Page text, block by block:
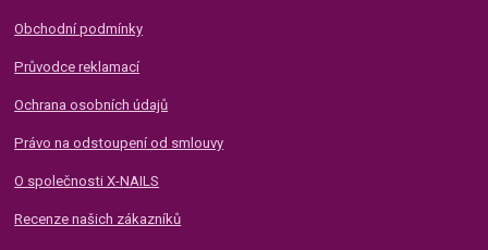
Obchodní podmínky
Průvodce reklamací
Ochrana osobních údajů
Právo na odstoupení od smlouvy
O společnosti X-NAILS
Recenze našich zákazníků